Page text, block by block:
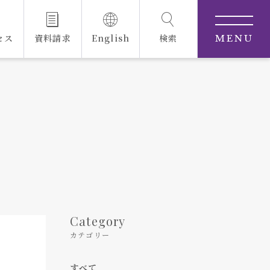
ス 資料請求 English 検索 MENU
Category
カテゴリー
すべて